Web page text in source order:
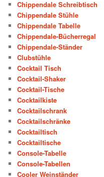
Chippendale Schreibtisch
Chippendale Stühle
Chippendale Tabelle
Chippendale-Bücherregal
Chippendale-Ständer
Clubstühle
Cocktail Tisch
Cocktail-Shaker
Cocktail-Tische
Cocktailkiste
Cocktailschrank
Cocktailschränke
Cocktailtisch
Cocktailtische
Console-Tabelle
Console-Tabellen
Cooler Weinständer